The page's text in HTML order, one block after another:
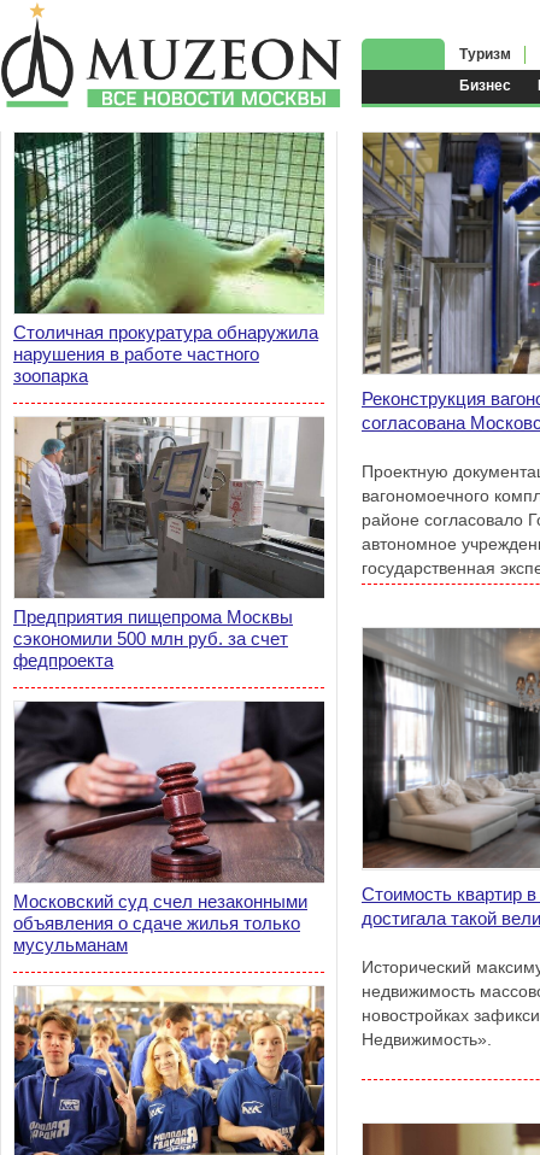
Бизнес
Туризм
Столичная прокуратура обнаружила
нарушения в работе частного
зоопарка
Предприятия пищепрома Москвы
сэкономили 500 млн руб. за счет
федпроекта
Московский суд счел незаконными
объявления о сдаче жилья только
мусульманам
Реконструкция
согласована
Проектную
вагономоечного
районе согласовало
автономное
государственная
Стоимость квартир
достигала такой
Исторический
недвижимость
новостройках
Недвижимость».